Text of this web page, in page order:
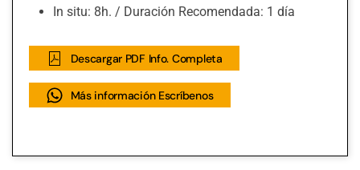
In situ: 8h. / Duración Recomendada: 1 día
Descargar PDF Info. Completa
Más información Escríbenos